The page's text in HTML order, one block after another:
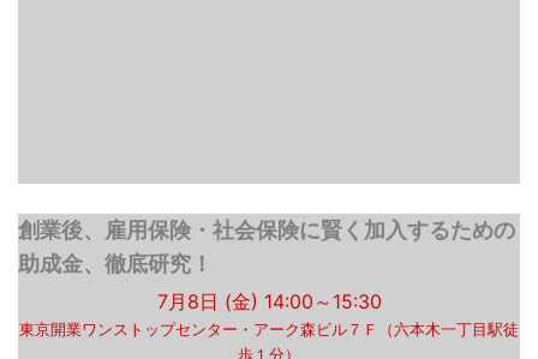
創業後、雇用保険・社会保険に賢く加入するための
助成金、徹底研究！
7月8日 (金) 14:00～15:30
東京開業ワンストップセンター・アーク森ビル７Ｆ（六本木一丁目駅徒
歩１分）